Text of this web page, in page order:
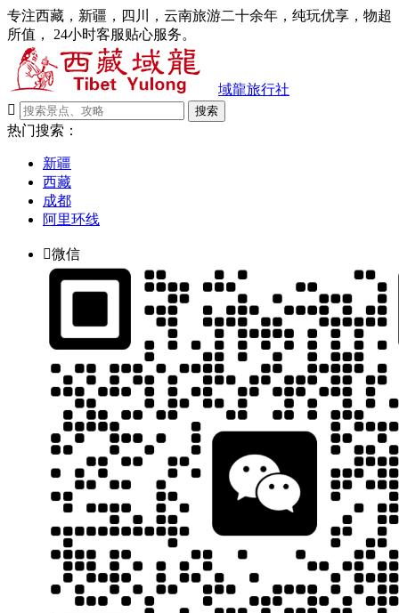
专注西藏，新疆，四川，云南旅游二十余年，纯玩优享，物超
所值， 24小时客服贴心服务。
域龍旅行社

搜索
热门搜索：
新疆
西藏
成都
阿里环线
微信